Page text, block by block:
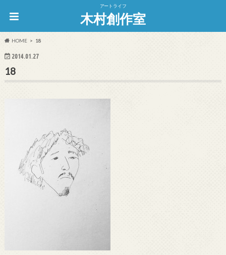
アートライフ
木村創作室
HOME 18
2014.01.27
18